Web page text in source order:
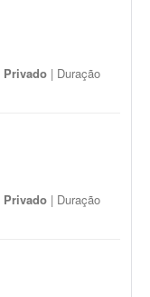
Privado | Duração
Privado | Duração